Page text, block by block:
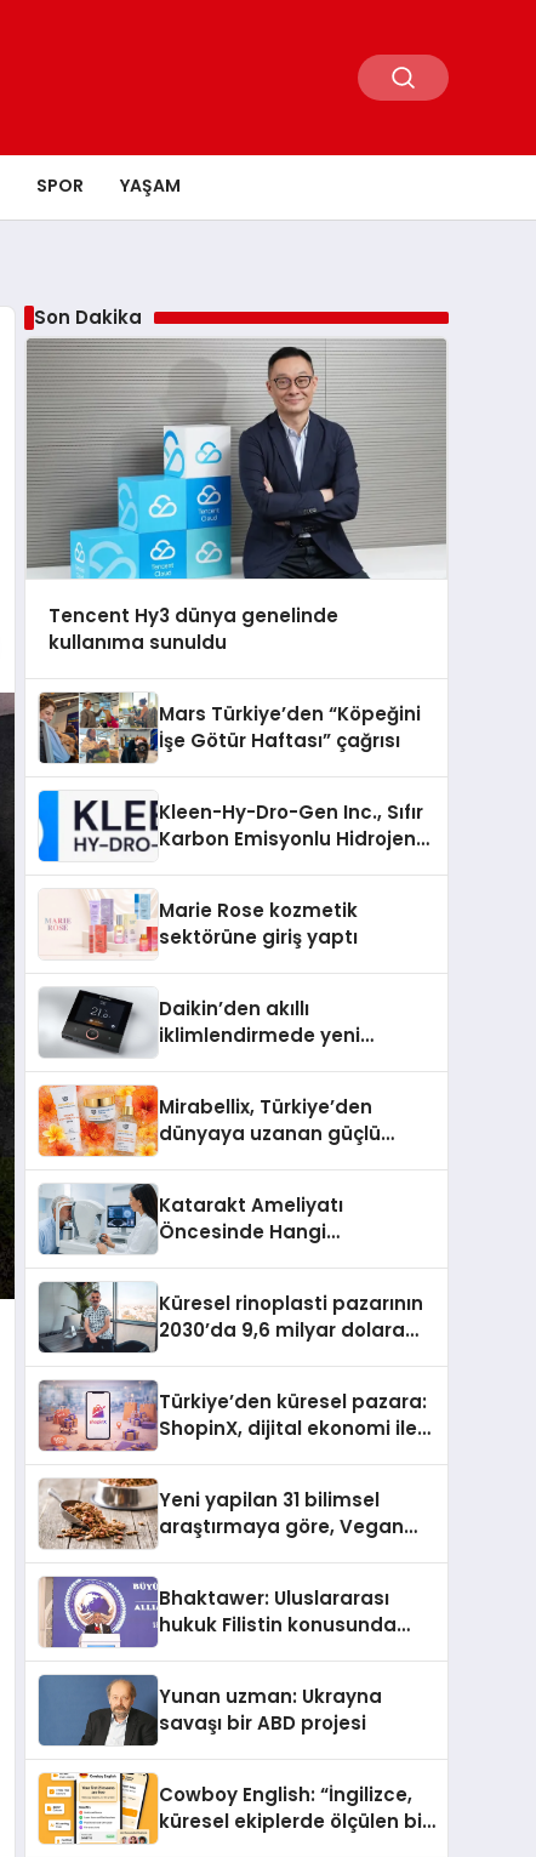
SPOR YAŞAM
Son Dakika
Tencent Hy3 dünya genelinde
kullanıma sunuldu
Mars Türkiye’den “Köpeğini
İşe Götür Haftası” çağrısı
Kleen-Hy-Dro-Gen Inc., Sıfır
Karbon Emisyonlu Hidrojen
Aldı
Marie Rose kozmetik
sektörüne giriş yaptı
Daikin’den akıllı
iklimlendirmede yeni
Mirabellix, Türkiye’den
dünyaya uzanan güçlü
Katarakt Ameliyatı
Öncesinde Hangi
Küresel rinoplasti pazarının
2030’da 9,6 milyar dolara
Türkiye’den küresel pazara:
ShopinX, dijital ekonomi ile
Yeni yapilan 31 bilimsel
araştırmaya göre, Vegan
Sindirildiğini Ortaya Koydu
Bhaktawer: Uluslararası
hukuk Filistin konusunda
Yunan uzman: Ukrayna
savaşı bir ABD projesi
Cowboy English: “İngilizce,
küresel ekiplerde ölçülen bir